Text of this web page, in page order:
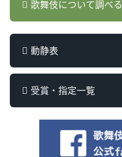
歌舞伎について調べる
動静表
受賞・指定一覧